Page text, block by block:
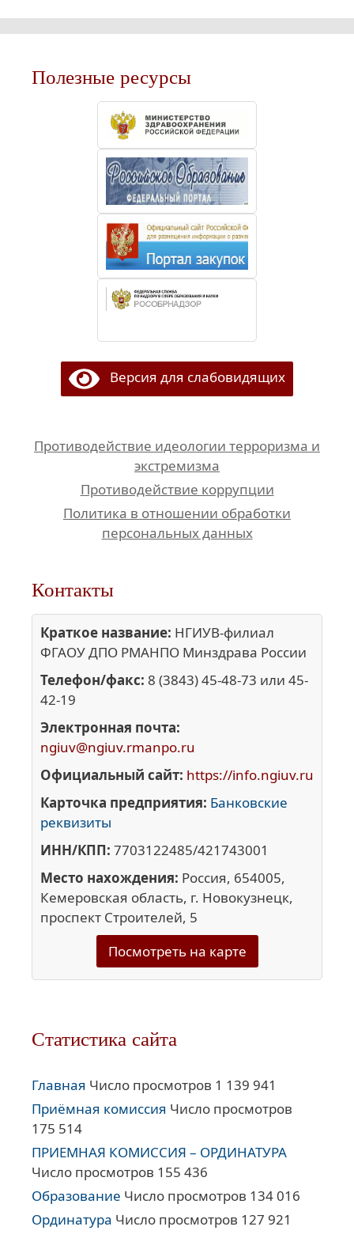
Полезные ресурсы
Версия для слабовидящих
Противодействие идеологии терроризма и
экстремизма
Противодействие коррупции
Политика в отношении обработки
персональных данных
Контакты
Краткое название: НГИУВ-филиал
ФГАОУ ДПО РМАНПО Минздрава России
Телефон/факс: 8 (3843) 45-48-73 или 45-
42-19
Электронная почта:
ngiuv@ngiuv.rmanpo.ru
Официальный сайт: https://info.ngiuv.ru
Карточка предприятия: Банковские
реквизиты
ИНН/КПП: 7703122485/421743001
Место нахождения: Россия, 654005,
Кемеровская область, г. Новокузнецк,
проспект Строителей, 5
Посмотреть на карте
Статистика сайта
Главная Число просмотров 1 139 941
Приёмная комиссия Число просмотров
175 514
ПРИЕМНАЯ КОМИССИЯ – ОРДИНАТУРА
Число просмотров 155 436
Образование Число просмотров 134 016
Ординатура Число просмотров 127 921